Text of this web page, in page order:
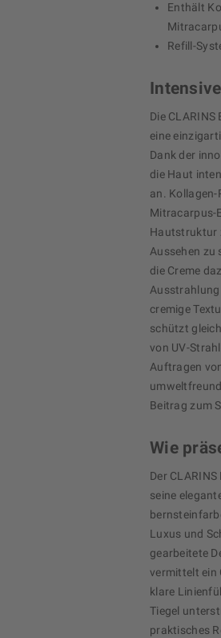
Enthält
Refill-
Die
eine
Dank der
die Haut
an.
Mitracarpus-
Hautstruktur
Aussehen zu
die Creme
Ausstrahlung
cremige
schützt
von UV-
Auftragen
Beitrag zum
Wie
Der
seine
Luxus und
gearbeitete
vermittelt ein
klare
Tiegel
praktisches